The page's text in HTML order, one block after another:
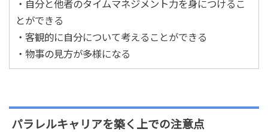
・自分と他者のタイムマネジメント力を身につけるこ
とができる
・客観的に自分について考えることができる
・物事の見方が多様になる
パラレルキャリアを築く上での注意点